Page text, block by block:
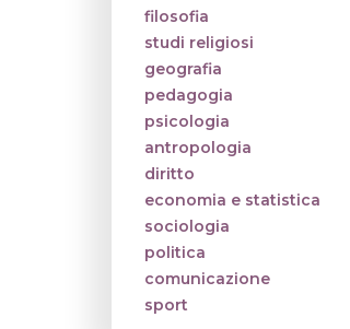
filosofia
studi religiosi
geografia
pedagogia
psicologia
antropologia
diritto
economia e statistica
sociologia
politica
comunicazione
sport